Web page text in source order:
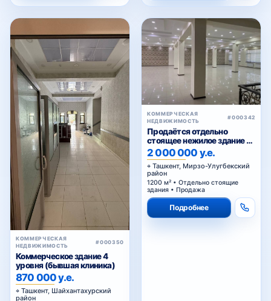
КОММЕРЧЕСКАЯ
НЕДВИЖИМОСТЬ
#000350
Коммерческое здание 4
уровня (бывшая клиника)
870 000 у.е.
район
800 м² • 2 сот. • Отдельно
стоящие здания
Подробнее
КОММЕРЧЕСКАЯ
НЕДВИЖИМОСТЬ
#000342
Продаётся отдельно
стоящее нежилое здание на
Паркенском
2 000 000 у.е.
район
1200 м² • Отдельно стоящие
здания • Продажа
Подробнее